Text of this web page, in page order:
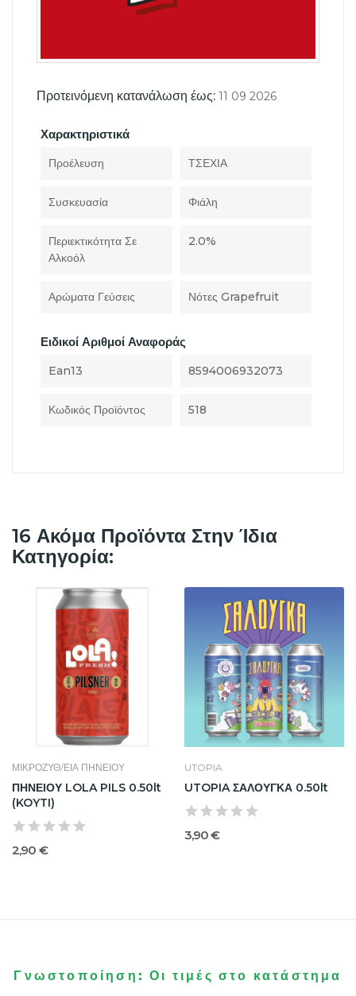
Προτεινόμενη κατανάλωση έως: 11 09 2026
Χαρακτηριστικά
Προέλευση ΤΣΕΧΙΑ
Συσκευασία Φιάλη
Περιεκτικότητα Σε
Αλκοόλ
2.0%
Αρώματα Γεύσεις Νότες Grapefruit
Ειδικοί Αριθμοί Αναφοράς
Ean13 8594006932073
Κωδικός Προϊόντος 518
16 Ακόμα Προϊόντα Στην Ίδια
Κατηγορία:
ΜΙΚΡΟΖΥΘ/ΕΙΑ ΠΗΝΕΙΟΥ
ΠΗΝΕΙΟΥ LOLA PILS 0.50lt
(KOYTI)
2,90 €
UTOPIA
UTOPIA ΣΑΛΟΥΓΚΑ 0.50lt
3,90 €
Γνωστοποίηση: Οι τιμές στο κατάστημα